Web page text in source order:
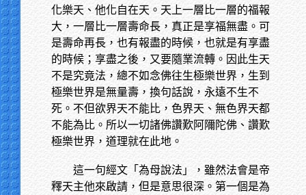
化樂天、他化自在天。天上一層比一層的福報
大，一層比一層壽命長，真正是享福無盡。可
是壽命再長，也有報盡的時候，也就是有享盡
的時候；享盡之後，又要隨業流轉。因此生天
不是究竟法，總不如念佛往生極樂世界，生到
極樂世界是無量壽，換句話說，永遠不生不
死。不但欲界天不能比，色界天、無色界天都
不能為比。所以一切諸佛讚歎阿隬陀佛、讚歎
極樂世界，道理就在此地。
這一句經文「為母說法」，雖然法會是帝
釋天主他來啟請，但是意思很深。第一個是為